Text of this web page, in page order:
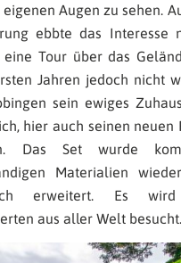
Augen zu sehen.
ebbte das Interesse
eine Tour über das
Jahren jedoch nicht
sein ewiges
hier auch seinen neuen
Das Set wurde
Materialien
erweitert. Es
aus aller Welt besucht.